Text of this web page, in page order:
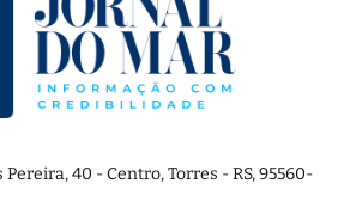
Pereira, 40 - Centro, Torres - RS, 95560-